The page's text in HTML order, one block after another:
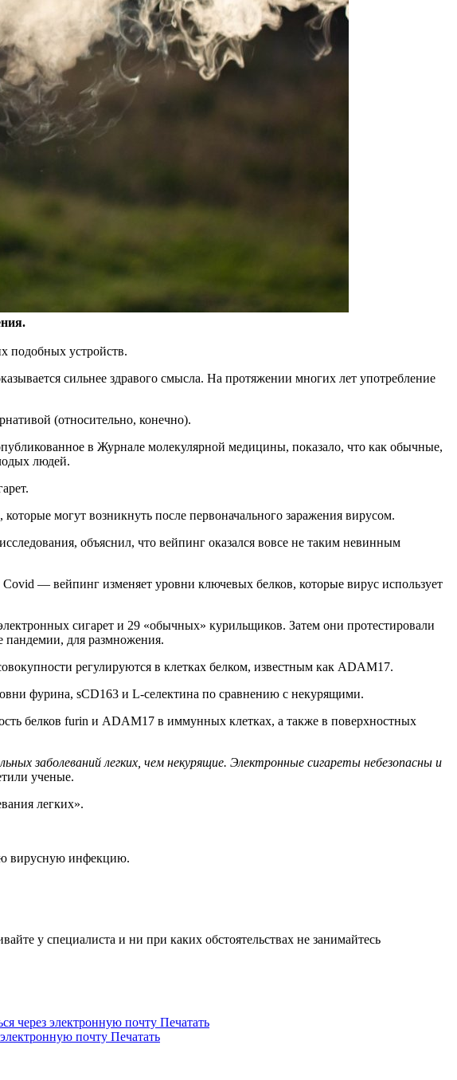
подобных устройств.
сильнее здравого смысла. На протяжении многих лет употребление
(относительно, конечно).
в Журнале молекулярной медицины, показало, что как обычные,
людей.
могут возникнуть после первоначального заражения вирусом.
объяснил, что вейпинг оказался вовсе не таким невинным
— вейпинг изменяет уровни ключевых белков, которые вирус использует
сигарет и 29 «обычных» курильщиков. Затем они протестировали
пандемии, для размножения.
регулируются в клетках белком, известным как ADAM17.
фурина, sCD163 и L-селектина по сравнению с некурящими.
белков furin и ADAM17 в иммунных клетках, а также в поверхностных
заболеваний легких, чем некурящие. Электронные сигареты небезопасны и
ученые.
легких».
вирусную инфекцию.
у специалиста и ни при каких обстоятельствах не занимайтесь
через электронную почту Печатать
почту Печатать